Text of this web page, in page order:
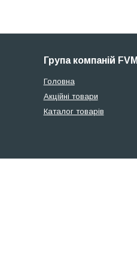
Група компаній FVM
Головна
Акційні товари
Каталог товарів